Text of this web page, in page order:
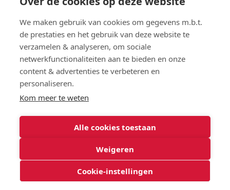
We maken gebruik van cookies om gegevens m.b.t.
de prestaties en het gebruik van deze website te
verzamelen & analyseren, om sociale
netwerkfunctionaliteiten aan te bieden en onze
content & advertenties te verbeteren en
personaliseren.
Kom meer te weten
Alle cookies toestaan
Weigeren
Cookie-instellingen
@ 2026
Brabant
Disclaimer
Menu
Solidaris Brabant Verzekeringen : gebruiksvoorwaarden en
Onderworpen aan de controle van de CDZ